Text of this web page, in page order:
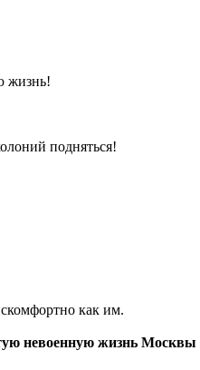
жизнь!
подняться!
как им.
невоенную жизнь Москвы